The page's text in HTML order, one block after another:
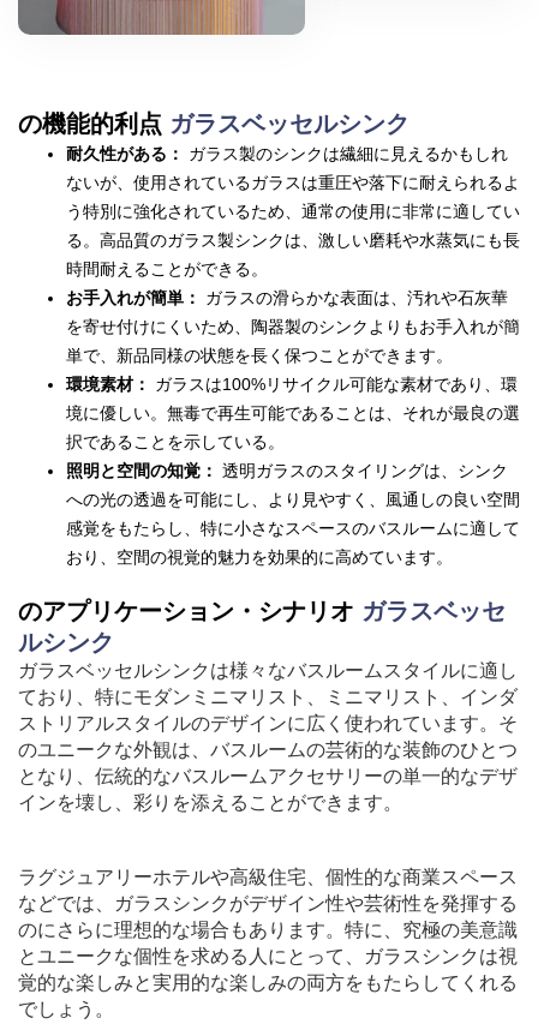
の機能的利点 ガラスベッセルシンク
耐久性がある：
ガラス製のシンクは繊細に見えるかもしれ
ないが、使用されているガラスは重圧や落下に耐えられるよ
う特別に強化されているため、通常の使用に非常に適してい
る。高品質のガラス製シンクは、激しい磨耗や水蒸気にも長
時間耐えることができる。
お手入れが簡単：
ガラスの滑らかな表面は、汚れや石灰華
を寄せ付けにくいため、陶器製のシンクよりもお手入れが簡
単で、新品同様の状態を長く保つことができます。
環境素材： ガラスは100%リサイクル可能な素材であり、環
境に優しい。無毒で再生可能であることは、それが最良の選
択であることを示している。
照明と空間の知覚： 透明ガラスのスタイリングは、シンク
への光の透過を可能にし、より見やすく、風通しの良い空間
感覚をもたらし、特に小さなスペースのバスルームに適して
おり、空間の視覚的魅力を効果的に高めています。
のアプリケーション・シナリオ ガラスベッセ
ルシンク
ガラスベッセルシンクは様々なバスルームスタイルに適し
ており、特にモダンミニマリスト、ミニマリスト、インダ
ストリアルスタイルのデザインに広く使われています。そ
のユニークな外観は、バスルームの芸術的な装飾のひとつ
となり、伝統的なバスルームアクセサリーの単一的なデザ
インを壊し、彩りを添えることができます。
ラグジュアリーホテルや高級住宅、個性的な商業スペース
などでは、ガラスシンクがデザイン性や芸術性を発揮する
のにさらに理想的な場合もあります。特に、究極の美意識
とユニークな個性を求める人にとって、ガラスシンクは視
覚的な楽しみと実用的な楽しみの両方をもたらしてくれる
でしょう。